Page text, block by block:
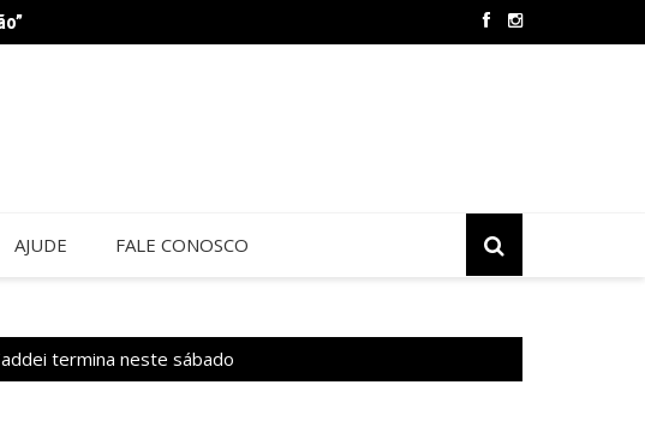
AJUDE FALE CONOSCO
termina neste sábado